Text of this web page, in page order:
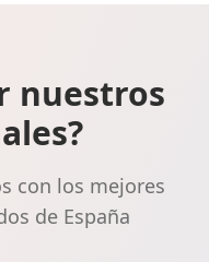
nuestros
con los mejores
de España